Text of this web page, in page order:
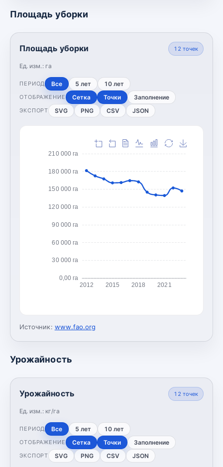
Площадь уборки
Площадь уборки
Ед. изм.: га
12 точек
ПЕРИОД Все 5 лет 10 лет
ОТОБРАЖЕНИЕ Сетка Точки Заполнение
ЭКСПОРТ SVG PNG CSV JSON
0,00 га
30 000 га
60 000 га
90 000 га
120 000 га
150 000 га
180 000 га
210 000 га
2012 2015 2018 2021
Источник: www.fao.org
Урожайность
Урожайность
Ед. изм.: кг/га
12 точек
ПЕРИОД Все 5 лет 10 лет
ОТОБРАЖЕНИЕ Сетка Точки Заполнение
ЭКСПОРТ SVG PNG CSV JSON